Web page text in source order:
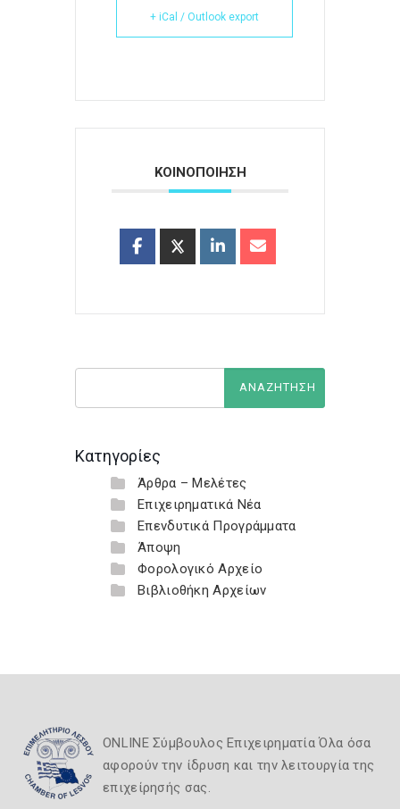
+ iCal / Outlook export
ΚΟΙΝΟΠΟΙΗΣΗ
Κατηγορίες
Άρθρα – Μελέτες
Επιχειρηματικά Νέα
Επενδυτικά Προγράμματα
Άποψη
Φορολογικό Αρχείο
Βιβλιοθήκη Αρχείων
ONLINE Σύμβουλος Επιχειρηματία Όλα όσα
αφορούν την ίδρυση και την λειτουργία της
επιχείρησής σας.